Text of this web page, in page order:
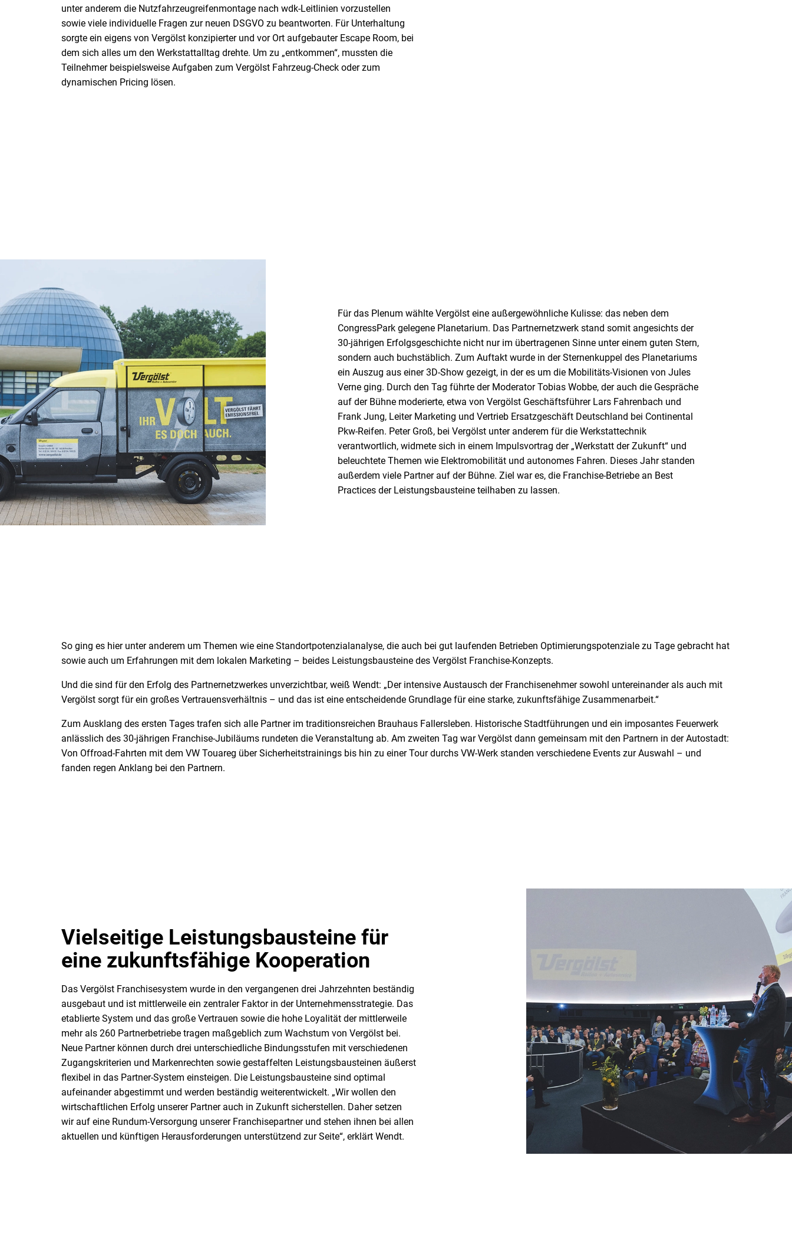
unter anderem die Nutzfahrzeugreifenmontage nach wdk-Leitlinien vorzustellen
sowie viele individuelle Fragen zur neuen DSGVO zu beantworten. Für Unterhaltung
sorgte ein eigens von Vergölst konzipierter und vor Ort aufgebauter Escape Room, bei
dem sich alles um den Werkstattalltag drehte. Um zu „entkommen“, mussten die
Teilnehmer beispielsweise Aufgaben zum Vergölst Fahrzeug-Check oder zum
dynamischen Pricing lösen.
Für das Plenum wählte Vergölst eine außergewöhnliche Kulisse: das neben dem
CongressPark gelegene Planetarium. Das Partnernetzwerk stand somit angesichts der
30-jährigen Erfolgsgeschichte nicht nur im übertragenen Sinne unter einem guten Stern,
sondern auch buchstäblich. Zum Auftakt wurde in der Sternenkuppel des Planetariums
ein Auszug aus einer 3D-Show gezeigt, in der es um die Mobilitäts-Visionen von Jules
Verne ging. Durch den Tag führte der Moderator Tobias Wobbe, der auch die Gespräche
auf der Bühne moderierte, etwa von Vergölst Geschäftsführer Lars Fahrenbach und
Frank Jung, Leiter Marketing und Vertrieb Ersatzgeschäft Deutschland bei Continental
Pkw-Reifen. Peter Groß, bei Vergölst unter anderem für die Werkstattechnik
verantwortlich, widmete sich in einem Impulsvortrag der „Werkstatt der Zukunft“ und
beleuchtete Themen wie Elektromobilität und autonomes Fahren. Dieses Jahr standen
außerdem viele Partner auf der Bühne. Ziel war es, die Franchise-Betriebe an Best
Practices der Leistungsbausteine teilhaben zu lassen.
So ging es hier unter anderem um Themen wie eine Standortpotenzialanalyse, die auch bei gut laufenden Betrieben Optimierungspotenziale zu Tage gebracht hat
sowie auch um Erfahrungen mit dem lokalen Marketing – beides Leistungsbausteine des Vergölst Franchise-Konzepts.
Und die sind für den Erfolg des Partnernetzwerkes unverzichtbar, weiß Wendt: „Der intensive Austausch der Franchisenehmer sowohl untereinander als auch mit
Vergölst sorgt für ein großes Vertrauensverhältnis – und das ist eine entscheidende Grundlage für eine starke, zukunftsfähige Zusammenarbeit.“
Zum Ausklang des ersten Tages trafen sich alle Partner im traditionsreichen Brauhaus Fallersleben. Historische Stadtführungen und ein imposantes Feuerwerk
anlässlich des 30-jährigen Franchise-Jubiläums rundeten die Veranstaltung ab. Am zweiten Tag war Vergölst dann gemeinsam mit den Partnern in der Autostadt:
Von Offroad-Fahrten mit dem VW Touareg über Sicherheitstrainings bis hin zu einer Tour durchs VW-Werk standen verschiedene Events zur Auswahl – und
fanden regen Anklang bei den Partnern.
Vielseitige Leistungsbausteine für
eine zukunftsfähige Kooperation
Das Vergölst Franchisesystem wurde in den vergangenen drei Jahrzehnten beständig
ausgebaut und ist mittlerweile ein zentraler Faktor in der Unternehmensstrategie. Das
etablierte System und das große Vertrauen sowie die hohe Loyalität der mittlerweile
mehr als 260 Partnerbetriebe tragen maßgeblich zum Wachstum von Vergölst bei.
Neue Partner können durch drei unterschiedliche Bindungsstufen mit verschiedenen
Zugangskriterien und Markenrechten sowie gestaffelten Leistungsbausteinen äußerst
flexibel in das Partner-System einsteigen. Die Leistungsbausteine sind optimal
aufeinander abgestimmt und werden beständig weiterentwickelt. „Wir wollen den
wirtschaftlichen Erfolg unserer Partner auch in Zukunft sicherstellen. Daher setzen
wir auf eine Rundum-Versorgung unserer Franchisepartner und stehen ihnen bei allen
aktuellen und künftigen Herausforderungen unterstützend zur Seite“, erklärt Wendt.